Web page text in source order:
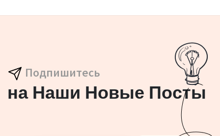
Подпишитесь
на Наши Новые Посты